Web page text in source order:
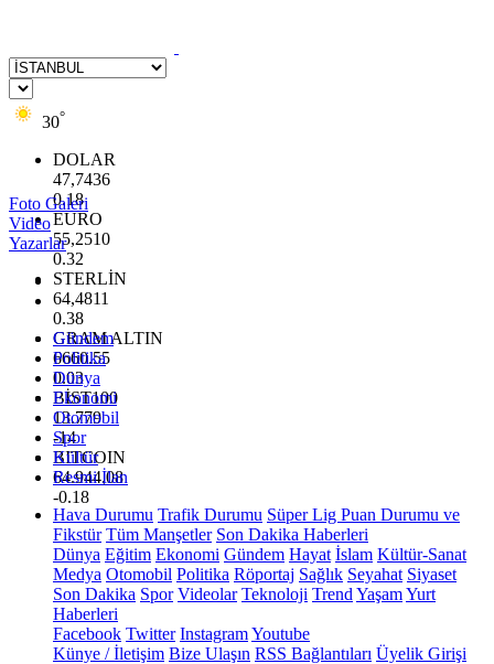
30°
DOLAR
47,7436
0.18
EURO
55,2510
0.32
STERLİN
64,4811
0.38
GRAM ALTIN
6660.55
0.03
BİST100
13.779
-14
BITCOIN
64.944,08
-0.18
Foto Galeri
Video
Yazarlar
Gündem
Politika
Dünya
Ekonomi
Otomobil
Spor
Kültür
Resmi İlan
Hava Durumu Trafik Durumu Süper Lig Puan Durumu ve
Fikstür Tüm Manşetler Son Dakika Haberleri
Dünya Eğitim Ekonomi Gündem Hayat İslam Kültür-Sanat
Medya Otomobil Politika Röportaj Sağlık Seyahat Siyaset
Son Dakika Spor Videolar Teknoloji Trend YaşamYurt
Haberleri
Facebook Twitter InstagramYoutube
Künye / İletişim Bize Ulaşın RSS Bağlantıları Üyelik Girişi